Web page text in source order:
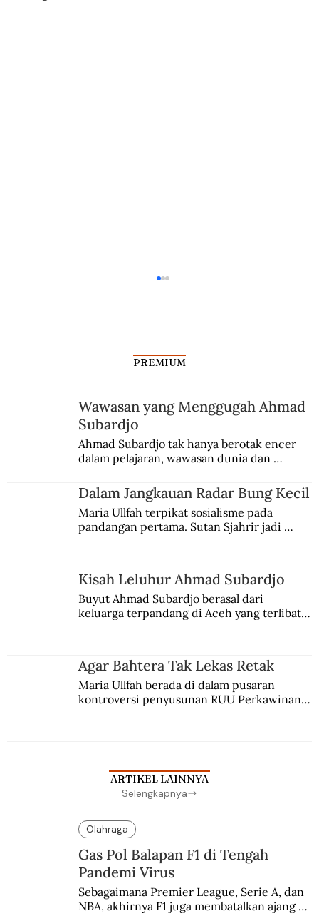
Aksi Koboi Jenderal Moestopo
PREMIUM
Wawasan yang Menggugah Ahmad
Subardjo
Ahmad Subardjo tak hanya berotak encer
dalam pelajaran, wawasan dunia dan
Jules Verne, Multatuli, hingga Sun Yat-sen.
Dalam Jangkauan Radar Bung Kecil
Maria Ullfah terpikat sosialisme pada
pandangan pertama. Sutan Sjahrir jadi
Kisah Leluhur Ahmad Subardjo
Buyut Ahmad Subardjo berasal dari
keluarga terpandang di Aceh yang terlibat
Agar Bahtera Tak Lekas Retak
Maria Ullfah berada di dalam pusaran
kontroversi penyusunan RUU Perkawinan.
ARTIKEL LAINNYA
Selengkapnya
Olahraga
Gas Pol Balapan F1 di Tengah
Pandemi Virus
Sebagaimana Premier League, Serie A, dan
NBA, akhirnya F1 juga membatalkan ajang